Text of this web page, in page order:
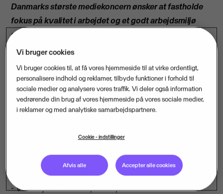
Danmarks største mediekoncern ønsker at fastholde
fokus på kvalitet i arbejdet og et godt arbejdsmiljø
samtidig med at de konstant arbejder på at
effektivisere processer og nedbringe omkostningerne.
outsource lønfunktionen til en af Nordens største
aktører på området
Egmont-koncernen, der bl.a. ejer Nordisk Film, Norsk
Skandinavien, har netop valgt at outsource
lønfunktionen for koncernens 20 selskaber i Danmark
til Visma Services Danmark A/S.
- Vi arbejder løbende på at optimere vores
Vi bruger cookies
Vi bruger cookies til, at få vores hjemmeside til at virke ordentligt,
personalisere indhold og reklamer, tilbyde funktioner i forhold til
sociale medier og analysere vores traffik. Vi deler også information
vedrørende din brug af vores hjemmeside på vores sociale medier,
i reklamer og med analytiske samarbejdspartnere.
Cookie - indstillinger
Afvis alle Accepter alle cookies